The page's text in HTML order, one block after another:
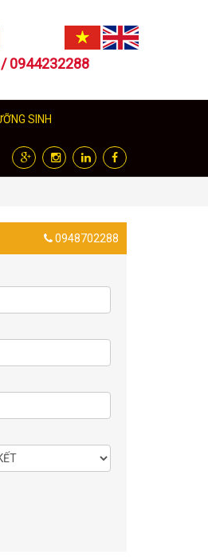
0944232288
SINH
0948702288